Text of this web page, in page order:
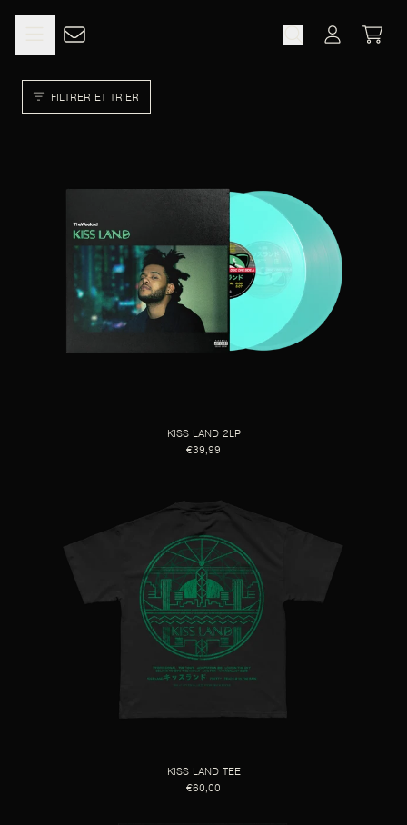
XO PANIER
FILTRER ET TRIER
KISS LAND 2LP
€39,99
KISS LAND TEE
€60,00